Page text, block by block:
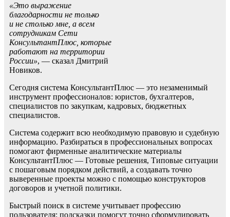
«Это выражение
благодарности не только
и не столько мне, а всем
сотрудникам Сети
КонсультантПлюс, которые
работают на территории
России», — сказал Дмитрий
Новиков.
Сегодня система КонсультантПлюс — это незаменимый
инструмент профессионалов: юристов, бухгалтеров,
специалистов по закупкам, кадровых, бюджетных
специалистов.
Система содержит всю необходимую правовую и судебную
информацию. Разбираться в профессиональных вопросах
помогают фирменные аналитические материалы
КонсультантПлюс — Готовые решения, Типовые ситуации
с пошаговым порядком действий, а создавать точно
выверенные проекты можно с помощью конструкторов
договоров и учетной политики.
Быстрый поиск в системе учитывает профессию
пользователя: подсказки помогут точно сформулировать